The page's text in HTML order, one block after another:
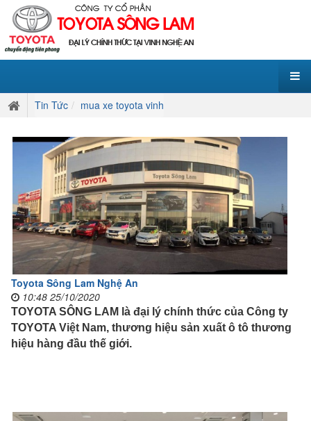
Tin Tức mua xe toyota vinh
Toyota Sông Lam Nghệ An
10:48 25/10/2020
TOYOTA SÔNG LAM là đại lý chính thức của Công ty
TOYOTA Việt Nam, thương hiệu sản xuất ô tô thương
hiệu hàng đầu thế giới.